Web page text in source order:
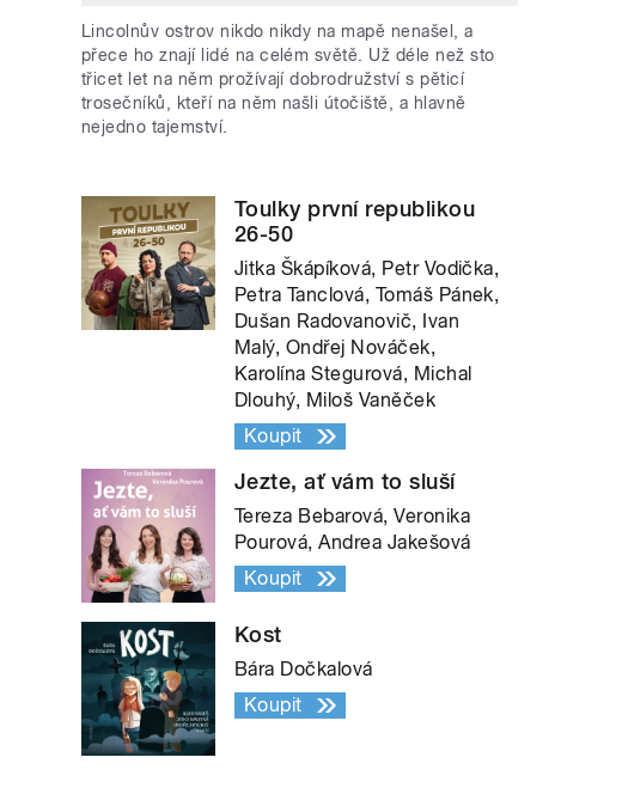
Lincolnův ostrov nikdo nikdy na mapě nenašel, a
přece ho znají lidé na celém světě. Už déle než sto
třicet let na něm prožívají dobrodružství s pěticí
trosečníků, kteří na něm našli útočiště, a hlavně
nejedno tajemství.
Toulky první republikou
26-50
Jitka Škápíková, Petr Vodička,
Petra Tanclová, Tomáš Pánek,
Dušan Radovanovič, Ivan
Malý, Ondřej Nováček,
Karolína Stegurová, Michal
Dlouhý, Miloš Vaněček
Koupit
Jezte, ať vám to sluší
Tereza Bebarová, Veronika
Pourová, Andrea Jakešová
Koupit
Kost
Bára Dočkalová
Koupit